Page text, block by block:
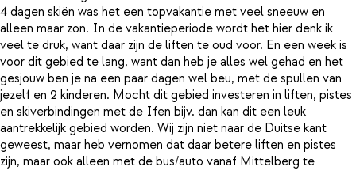
4 dagen skiën was het een topvakantie met veel sneeuw en
alleen maar zon. In de vakantieperiode wordt het hier denk ik
veel te druk, want daar zijn de liften te oud voor. En een week is
voor dit gebied te lang, want dan heb je alles wel gehad en het
gesjouw ben je na een paar dagen wel beu, met de spullen van
jezelf en 2 kinderen. Mocht dit gebied investeren in liften, pistes
en skiverbindingen met de Ifen bijv. dan kan dit een leuk
aantrekkelijk gebied worden. Wij zijn niet naar de Duitse kant
geweest, maar heb vernomen dat daar betere liften en pistes
zijn, maar ook alleen met de bus/auto vanaf Mittelberg te